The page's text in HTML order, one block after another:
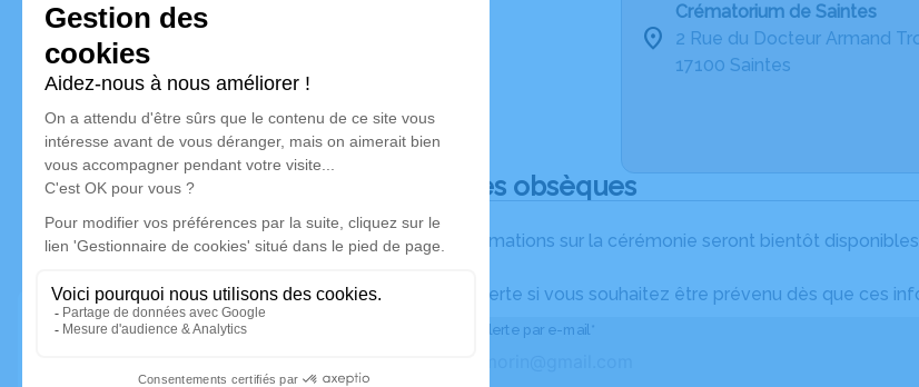
Crématorium de Saintes
2 Rue du Docteur Armand
17100 Saintes
Déroulé des obsèques
Les informations sur la cérémonie seront bientôt
Activez une alerte si vous souhaitez être prévenu dès que ces
Recevoir une alerte par e-mail*